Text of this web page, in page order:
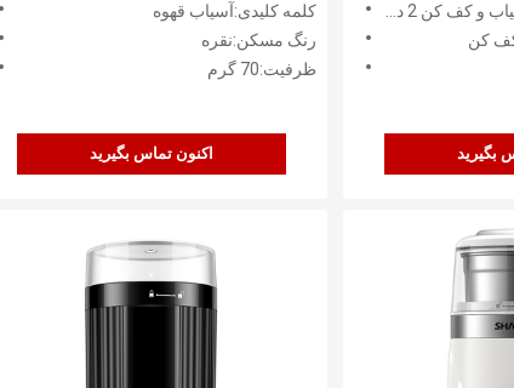
کلمه کلیدی:آسیاب قهوه
رنگ مسکن:نقره
ظرفیت:70 گرم
اکنون تماس بگیرید
و کف کن 2 در 1
کف کن
بگیرید